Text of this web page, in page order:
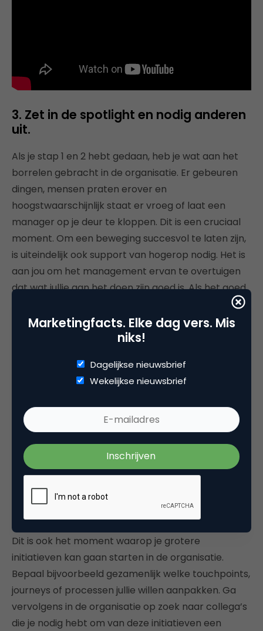
3. Zet in de spotlight en nodig anderen
uit.
Als je stap 1 en 2 hebt gedaan, heb je wat aan het
borrelen gebracht in de organisatie. Er gebeuren
dingen, mensen praten erover en
hoogstwaarschijnlijk staat er vroeg of laat een
manager op je deur te kloppen. Dit is een cruciaal
moment. Om een beweging succesvol te laten zijn,
is uiteindelijk ook support van hogerop nodig. Het is
aan jou om het management ervan te overtuigen
dat wat jullie aan het doen zijn goed is. Als het goed
is, kun je al wat resultaten laten zien of voelen. Zorg
dat je een (senior)manager hebt die sponsor wil zijn
Als je dit hebt gedaan, is het tijd om meer
zichtbaarheid te geven aan de beweging. Bedenk
“gastvrijheidstrijders” genoemd). Bij een klant
hebben we wel eens een poster ontworpen met
daarop de woorden “Customer Experience
Champions”. Op die poster stonden de foto’s van
de first followers. Al vrij snel begon men in de
organisatie te vragen wat customer experience
Dit is ook het moment waarop je grotere
initiatieven kan gaan starten in de organisatie.
Bepaal bijvoorbeeld gezamenlijk welke touchpoints,
journeys of processen jullie willen aanpakken. Ga
vervolgens in de organisatie op zoek naar collega’s
die je nodig hebt om van deze initiatieven een
Marketingfacts. Elke dag vers. Mis
niks!
Dagelijkse nieuwsbrief
Wekelijkse nieuwsbrief